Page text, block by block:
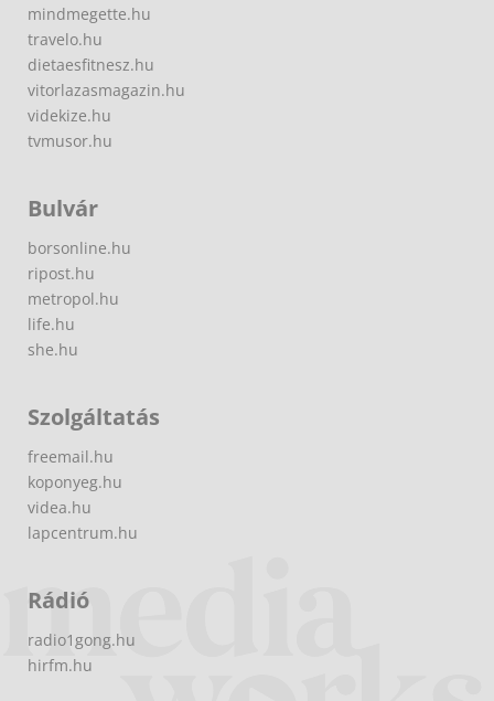
mindmegette.hu
travelo.hu
dietaesfitnesz.hu
vitorlazasmagazin.hu
videkize.hu
tvmusor.hu
Bulvár
borsonline.hu
ripost.hu
metropol.hu
life.hu
she.hu
Szolgáltatás
freemail.hu
koponyeg.hu
videa.hu
lapcentrum.hu
Rádió
radio1gong.hu
hirfm.hu